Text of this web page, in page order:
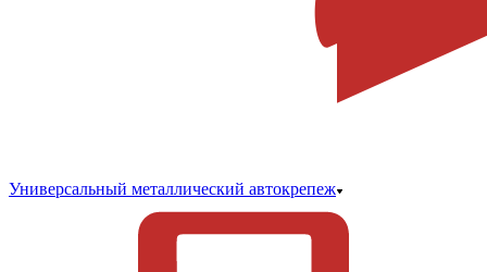
Универсальный металлический автокрепеж